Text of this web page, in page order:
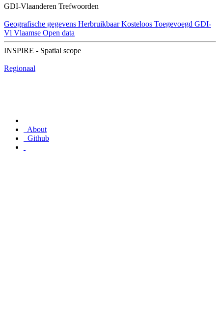
GDI-Vlaanderen Trefwoorden
Geografische gegevens Herbruikbaar Kosteloos Toegevoegd GDI-
Vl Vlaamse Open data
INSPIRE - Spatial scope
Regionaal
About
Github